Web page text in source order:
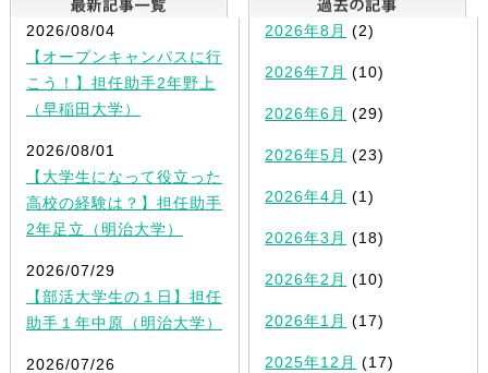
2026/08/04
【オープンキャンパスに行
こう！】担任助手2年野上
（早稲田大学）
2026/08/01
【大学生になって役立った
高校の経験は？】担任助手
2年足立（明治大学）
2026/07/29
【部活大学生の１日】担任
助手１年中原（明治大学）
2026/07/26
2026年8月 (2)
2026年7月 (10)
2026年6月 (29)
2026年5月 (23)
2026年4月 (1)
2026年3月 (18)
2026年2月 (10)
2026年1月 (17)
2025年12月 (17)